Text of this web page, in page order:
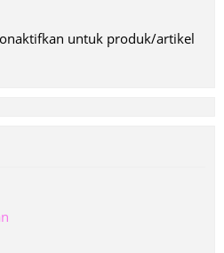
untuk produk/artikel